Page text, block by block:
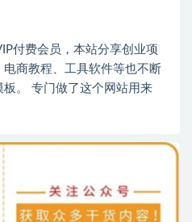
付费会员，本站分享创业项
电商教程、工具软件等也不断
。 专门做了这个网站用来